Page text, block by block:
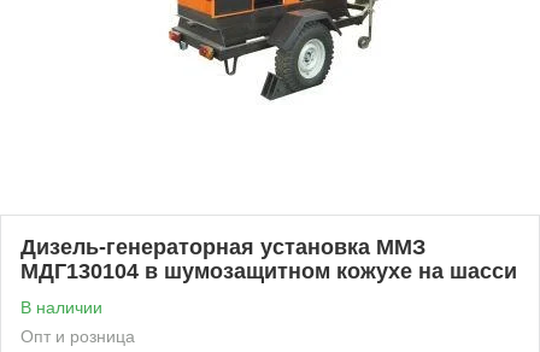
Дизель-генераторная установка ММЗ
МДГ130104 в шумозащитном кожухе на шасси
В наличии
Опт и розница